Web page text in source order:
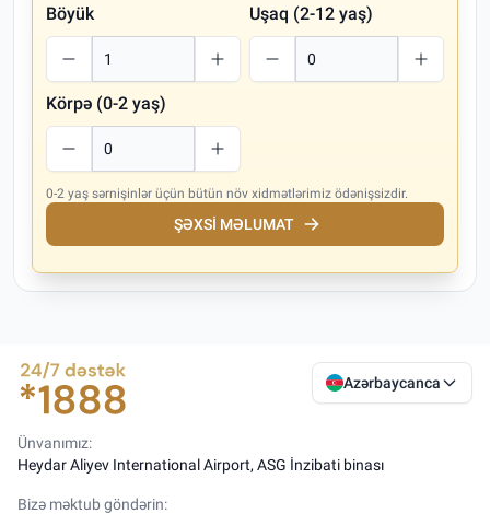
Böyük Uşaq (2-12 yaş)
Körpə (0-2 yaş)
0-2 yaş sərnişinlər üçün bütün növ xidmətlərimiz ödənişsizdir.
ŞƏXSI MƏLUMAT
Azərbaycanca
Ünvanımız:
Heydar Aliyev International Airport, ASG İnzibati binası
Bizə məktub göndərin: